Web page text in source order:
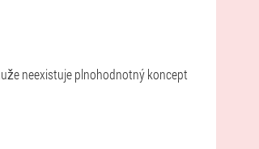
neexistuje plnohodnotný koncept